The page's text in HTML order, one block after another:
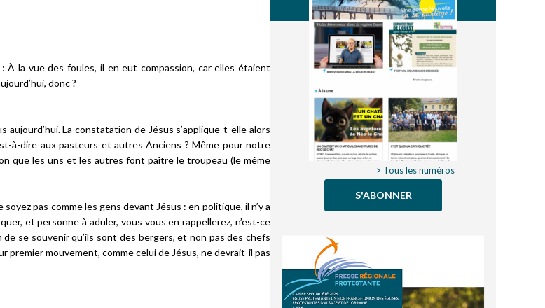
:À la vue des foules, il en eut compassion, car elles étaient
donc ?
aujourd’hui. La constatation de Jésus s’applique-t-elle alors
à-dire aux pasteurs et autres Anciens ? Même pour notre
que les uns et les autres font paître le troupeau (le même
pas comme les gens devant Jésus : en politique, il n’y a
et personne à aduler, vous vous en rappellerez, n’est-ce
se souvenir qu’ils sont des bergers, et non pas des chefs
premier mouvement, comme celui de Jésus, ne devrait-il pas
> Tous les numéros
S'ABONNER